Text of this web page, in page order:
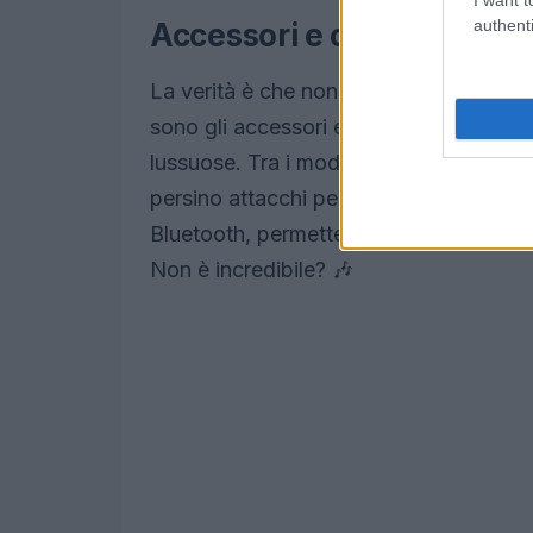
Accessori e
La verità è che non tutte le macchine
sono gli accessori e le caratteristiche
lussuose. Tra i modelli più avanzati,
persino attacchi per MP3. Alcuni
Bluetooth, permettendo ai bambini di
Non è incredibile? 🎶